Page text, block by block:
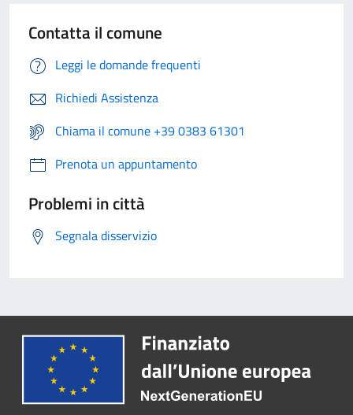
Contatta il comune
Leggi le domande frequenti
Richiedi Assistenza
Chiama il comune +39 0383 61301
Prenota un appuntamento
Problemi in città
Segnala disservizio